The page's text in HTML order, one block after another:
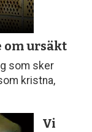
om ursäkt
som sker
kristna,
Vi